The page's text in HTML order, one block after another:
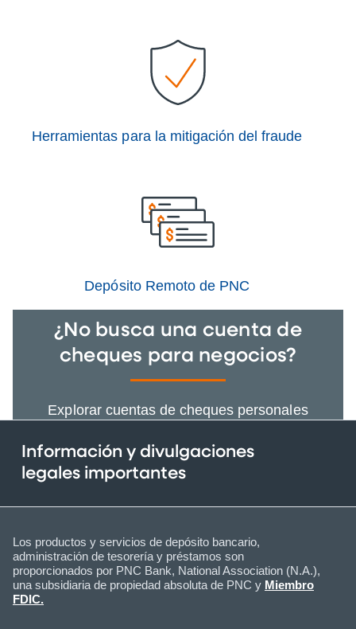
Herramientas para la mitigación del fraude
Depósito Remoto de PNC
¿No busca una cuenta de
cheques para negocios?
Explorar cuentas de cheques personales
Información y divulgaciones
legales importantes
Los productos y servicios de depósito bancario,
administración de tesorería y préstamos son
proporcionados por PNC Bank, National Association (N.A.),
una subsidiaria de propiedad absoluta de PNC y Miembro
FDIC.